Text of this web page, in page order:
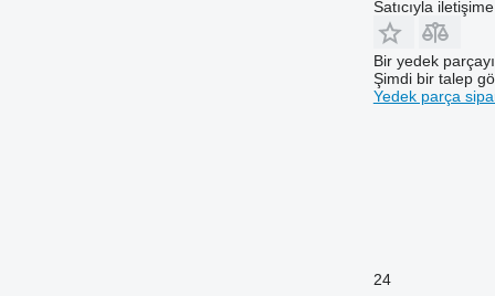
Satıcıyla
Bir yedek
Şimdi bir talep
Yedek parça
24